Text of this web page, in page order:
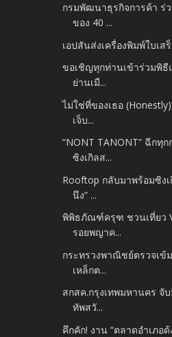
กรมพัฒนาธุรกิจการค้า ร่
ของ 40 ...
เอปสันส่งเครื่องพิมพ์ใบเส
ขอเชิญทุกท่านเข้าร่วมพิ
ย่านเมื...
ไม่ใช่ที่ของเธอ
เจ็บ...
“NONT TANONT” ฉีกทุก
ซิงเกิลส...
Rooftop กลับมาพร้อมซิง
นึง” ...
พิพิธภัณฑ์ครุฑ ชวนเที่ยว
รอยพญาค...
กระทรวงพาณิชย์ตรวจเข้
เหล็กต...
สกสค.กรุงเทพมหานคร จั
ทัพสวั...
คึกคัก! งาน “ตลาดอำเภอ